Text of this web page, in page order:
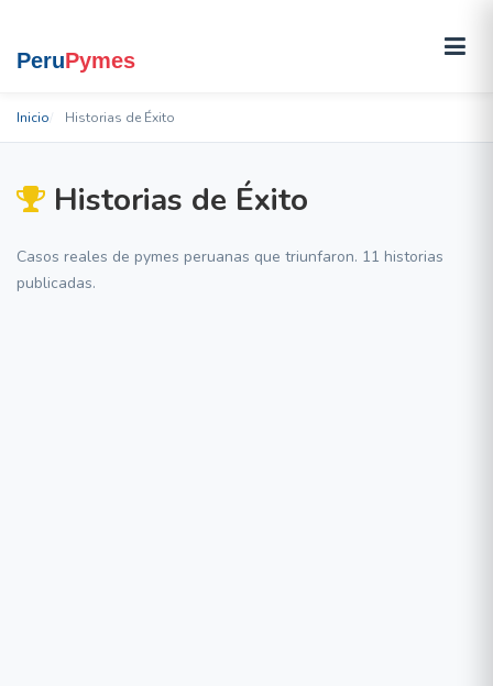
Inicio Historias de Éxito
Historias de Éxito
Casos reales de pymes peruanas que triunfaron. 11 historias
publicadas.